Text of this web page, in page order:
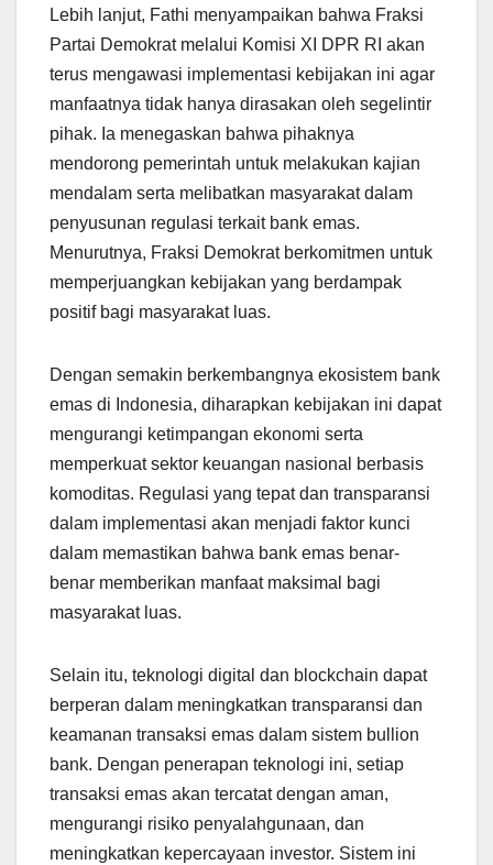
Lebih lanjut, Fathi menyampaikan bahwa Fraksi
Partai Demokrat melalui Komisi XI DPR RI akan
terus mengawasi implementasi kebijakan ini agar
manfaatnya tidak hanya dirasakan oleh segelintir
pihak. Ia menegaskan bahwa pihaknya
mendorong pemerintah untuk melakukan kajian
mendalam serta melibatkan masyarakat dalam
penyusunan regulasi terkait bank emas.
Menurutnya, Fraksi Demokrat berkomitmen untuk
memperjuangkan kebijakan yang berdampak
positif bagi masyarakat luas.
Dengan semakin berkembangnya ekosistem bank
emas di Indonesia, diharapkan kebijakan ini dapat
mengurangi ketimpangan ekonomi serta
memperkuat sektor keuangan nasional berbasis
komoditas. Regulasi yang tepat dan transparansi
dalam implementasi akan menjadi faktor kunci
dalam memastikan bahwa bank emas benar-
benar memberikan manfaat maksimal bagi
masyarakat luas.
Selain itu, teknologi digital dan blockchain dapat
berperan dalam meningkatkan transparansi dan
keamanan transaksi emas dalam sistem bullion
bank. Dengan penerapan teknologi ini, setiap
transaksi emas akan tercatat dengan aman,
mengurangi risiko penyalahgunaan, dan
meningkatkan kepercayaan investor. Sistem ini